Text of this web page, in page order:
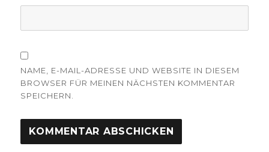
NAME, E-MAIL-ADRESSE UND WEBSITE IN DIESEM
BROWSER FÜR MEINEN NÄCHSTEN KOMMENTAR
SPEICHERN.